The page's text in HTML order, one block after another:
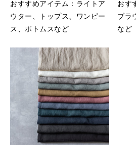
おすすめアイテム：ライトア
ウター、トップス、ワンピー
ス、ボトムスなど
おす
ブラ
など